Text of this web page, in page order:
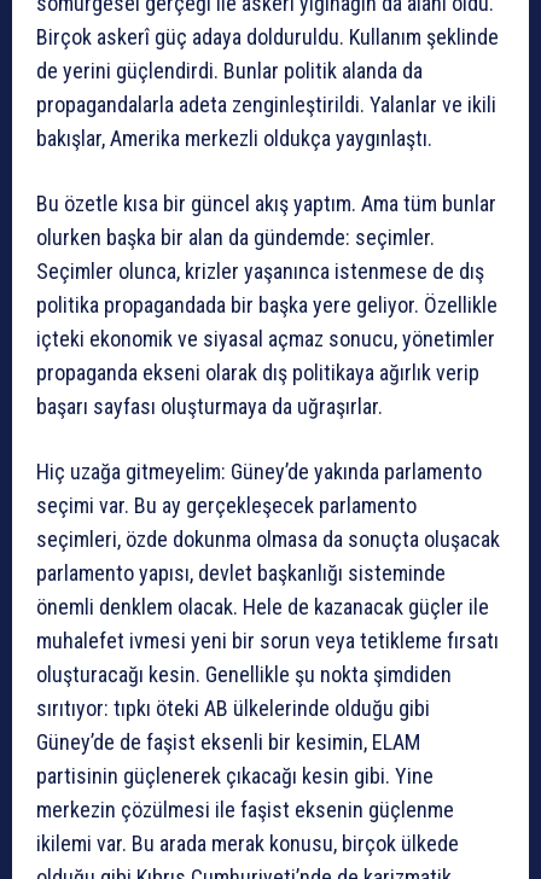
Birçok askerî güç adaya dolduruldu. Kullanım şeklinde
de yerini güçlendirdi. Bunlar politik alanda da
propagandalarla adeta zenginleştirildi. Yalanlar ve ikili
bakışlar, Amerika merkezli oldukça yaygınlaştı.
Bu özetle kısa bir güncel akış yaptım. Ama tüm bunlar
olurken başka bir alan da gündemde: seçimler.
Seçimler olunca, krizler yaşanınca istenmese de dış
politika propagandada bir başka yere geliyor. Özellikle
içteki ekonomik ve siyasal açmaz sonucu, yönetimler
propaganda ekseni olarak dış politikaya ağırlık verip
başarı sayfası oluşturmaya da uğraşırlar.
Hiç uzağa gitmeyelim: Güney’de yakında parlamento
seçimi var. Bu ay gerçekleşecek parlamento
seçimleri, özde dokunma olmasa da sonuçta oluşacak
parlamento yapısı, devlet başkanlığı sisteminde
önemli denklem olacak. Hele de kazanacak güçler ile
muhalefet ivmesi yeni bir sorun veya tetikleme fırsatı
oluşturacağı kesin. Genellikle şu nokta şimdiden
sırıtıyor: tıpkı öteki AB ülkelerinde olduğu gibi
Güney’de de faşist eksenli bir kesimin, ELAM
partisinin güçlenerek çıkacağı kesin gibi. Yine
merkezin çözülmesi ile faşist eksenin güçlenme
ikilemi var. Bu arada merak konusu, birçok ülkede